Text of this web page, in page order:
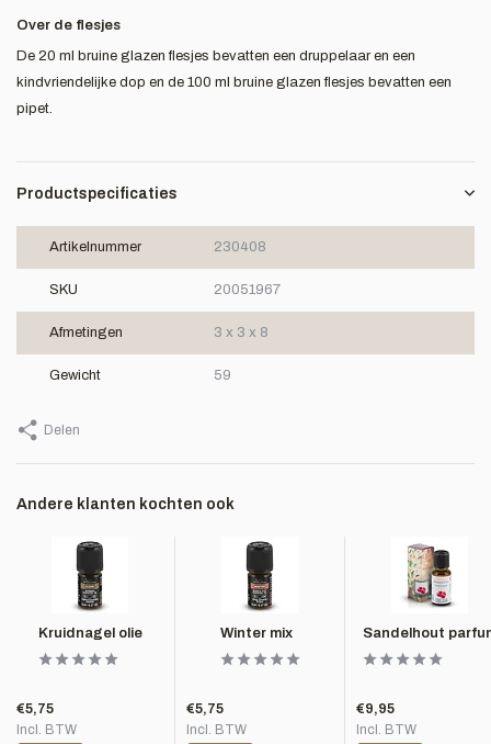
Over de flesjes
De 20 ml bruine glazen flesjes bevatten een druppelaar en een
kindvriendelijke dop en de 100 ml bruine glazen flesjes bevatten een
pipet.
Productspecificaties
Artikelnummer 230408
SKU 20051967
Afmetingen 3 x 3 x 8
Gewicht 59
Delen
Andere klanten kochten ook
Kruidnagel olie
€5,75
Incl. BTW
Winter mix
€5,75
Incl. BTW
Sandelhout
€9,95
Incl. BTW